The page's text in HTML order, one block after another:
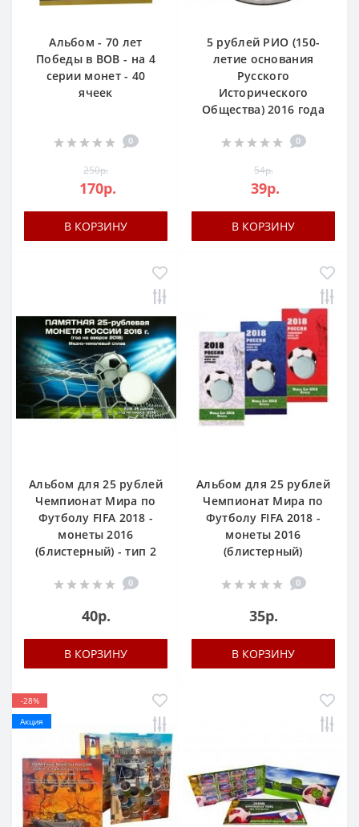
Альбом - 70 лет
Победы в ВОВ - на 4
серии монет - 40
ячеек
0
250р.
170р.
В КОРЗИНУ
5 рублей РИО (150-
летие основания
Русского
Исторического
Общества) 2016 года
0
54р.
39р.
В КОРЗИНУ
Альбом для 25 рублей
Чемпионат Мира по
Футболу FIFA 2018 -
монеты 2016
(блистерный) - тип 2
0
40р.
В КОРЗИНУ
Альбом для 25 рублей
Чемпионат Мира по
Футболу FIFA 2018 -
монеты 2016
(блистерный)
0
35р.
В КОРЗИНУ
-28%
Акция